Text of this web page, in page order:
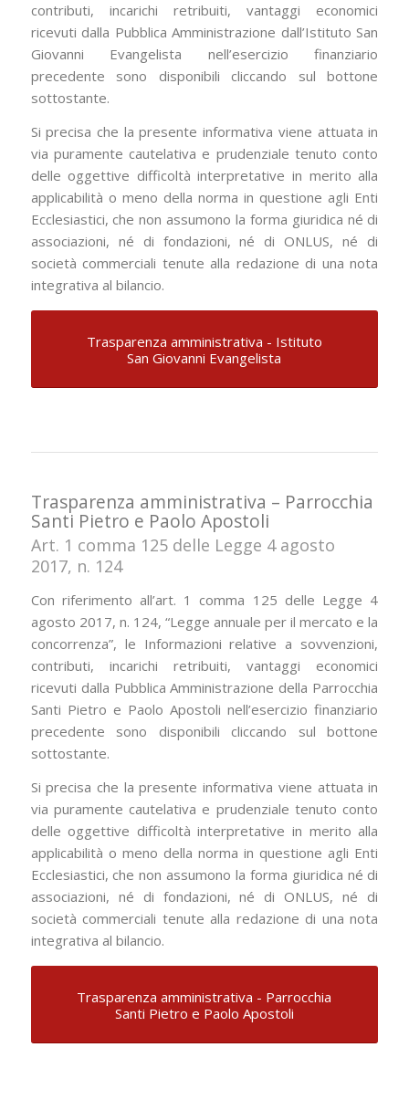
contributi, incarichi retribuiti, vantaggi economici
ricevuti dalla Pubblica Amministrazione dall’Istituto San
Giovanni Evangelista nell’esercizio finanziario
precedente sono disponibili cliccando sul bottone
sottostante.
Si precisa che la presente informativa viene attuata in
via puramente cautelativa e prudenziale tenuto conto
delle oggettive difficoltà interpretative in merito alla
applicabilità o meno della norma in questione agli Enti
Ecclesiastici, che non assumono la forma giuridica né di
associazioni, né di fondazioni, né di ONLUS, né di
società commerciali tenute alla redazione di una nota
integrativa al bilancio.
Trasparenza amministrativa - Istituto
San Giovanni Evangelista
Trasparenza amministrativa – Parrocchia
Santi Pietro e Paolo Apostoli
Art. 1 comma 125 delle Legge 4 agosto
2017, n. 124
Con riferimento all’art. 1 comma 125 delle Legge 4
agosto 2017, n. 124, “Legge annuale per il mercato e la
concorrenza”, le Informazioni relative a sovvenzioni,
contributi, incarichi retribuiti, vantaggi economici
ricevuti dalla Pubblica Amministrazione della Parrocchia
Santi Pietro e Paolo Apostoli nell’esercizio finanziario
precedente sono disponibili cliccando sul bottone
sottostante.
Si precisa che la presente informativa viene attuata in
via puramente cautelativa e prudenziale tenuto conto
delle oggettive difficoltà interpretative in merito alla
applicabilità o meno della norma in questione agli Enti
Ecclesiastici, che non assumono la forma giuridica né di
associazioni, né di fondazioni, né di ONLUS, né di
società commerciali tenute alla redazione di una nota
integrativa al bilancio.
Trasparenza amministrativa - Parrocchia
Santi Pietro e Paolo Apostoli